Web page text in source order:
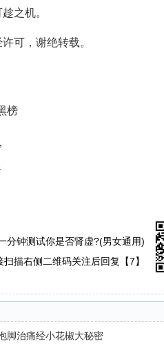
之机。
可，谢绝转载。
榜
分钟测试你是否肾虚?(男女通用)
扫描右侧二维码关注后回复【7】
脚治痛经小花椒大秘密